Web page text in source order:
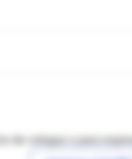
de colegas o para